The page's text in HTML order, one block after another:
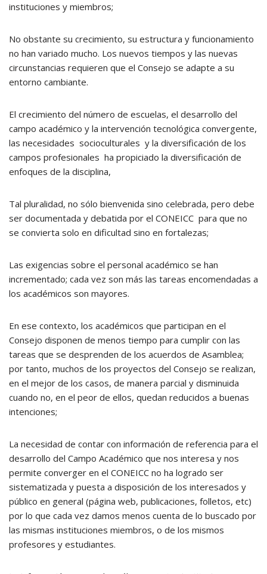
instituciones y miembros;
No obstante su crecimiento, su estructura y funcionamiento
no han variado mucho. Los nuevos tiempos y las nuevas
circunstancias requieren que el Consejo se adapte a su
entorno cambiante.
El crecimiento del número de escuelas, el desarrollo del
campo académico y la intervención tecnológica convergente,
las necesidades socioculturales y la diversificación de los
campos profesionales ha propiciado la diversificación de
enfoques de la disciplina,
Tal pluralidad, no sólo bienvenida sino celebrada, pero debe
ser documentada y debatida por el CONEICC para que no
se convierta solo en dificultad sino en fortalezas;
Las exigencias sobre el personal académico se han
incrementado; cada vez son más las tareas encomendadas a
los académicos son mayores.
En ese contexto, los académicos que participan en el
Consejo disponen de menos tiempo para cumplir con las
tareas que se desprenden de los acuerdos de Asamblea;
por tanto, muchos de los proyectos del Consejo se realizan,
en el mejor de los casos, de manera parcial y disminuida
cuando no, en el peor de ellos, quedan reducidos a buenas
intenciones;
La necesidad de contar con información de referencia para el
desarrollo del Campo Académico que nos interesa y nos
permite converger en el CONEICC no ha logrado ser
sistematizada y puesta a disposición de los interesados y
público en general (página web, publicaciones, folletos, etc)
por lo que cada vez damos menos cuenta de lo buscado por
las mismas instituciones miembros, o de los mismos
profesores y estudiantes.